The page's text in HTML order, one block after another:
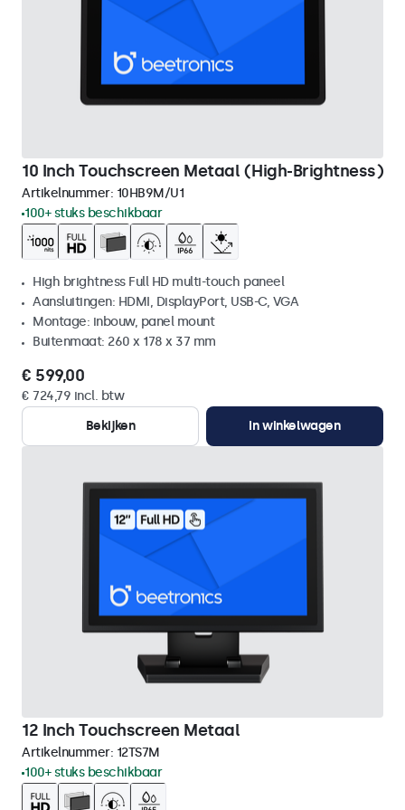
10 Inch Touchscreen Metaal (High-Brightness)
Artikelnummer: 10HB9M/U1
100+ stuks beschikbaar
High brightness Full HD multi-touch paneel
Aansluitingen: HDMI, DisplayPort, USB-C, VGA
Montage: inbouw, panel mount
Buitenmaat: 260 x 178 x 37 mm
€ 599,00
€ 724,79 incl. btw
Bekijken
In winkelwagen
12 Inch Touchscreen Metaal
Artikelnummer: 12TS7M
100+ stuks beschikbaar